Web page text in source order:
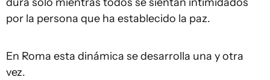
por la persona que ha establecido la paz.
En Roma esta dinámica se desarrolla una y otra
vez.